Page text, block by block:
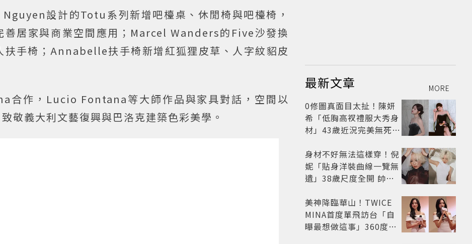
設計的Totu系列新增吧檯桌、休閒椅與吧檯椅，
善居家與商業空間應用；Marcel Wanders的Five沙發換
扶手椅；Annabelle扶手椅新增紅狐狸皮草、人字紋貂皮
合作，Lucio Fontana等大師作品與家具對話，空間以
敬義大利文藝復興與巴洛克建築色彩美學。
最新文章 MORE
0修圖真面目太扯！陳妍
希「低胸高衩禮服大秀身
材」43歲近況完美無死角
身材不好無法這樣穿！倪
妮「貼身洋裝曲線一覽無
遺」38歲尺度全開 帥氣
美神降臨華山！TWICE
MINA首度單飛訪台「自
曝最想做這事」360度0